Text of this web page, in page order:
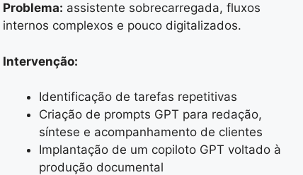
Problema: assistente sobrecarregada, fluxos
internos complexos e pouco digitalizados.
Intervenção:
Identificação de tarefas repetitivas
Criação de prompts GPT para redação,
síntese e acompanhamento de clientes
Implantação de um copiloto GPT voltado à
produção documental